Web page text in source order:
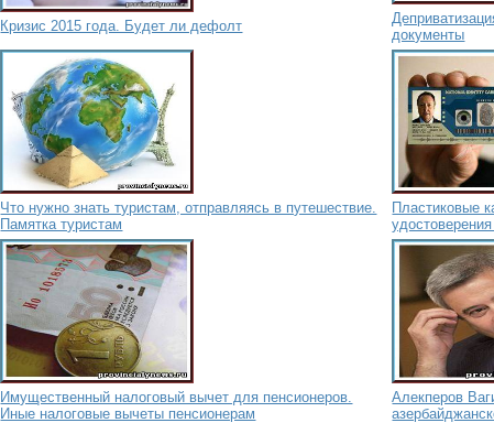
Кризис 2015 года. Будет ли дефолт
документы
Что нужно знать туристам, отправляясь в путешествие.
Памятка туристам
Пластиковые
Имущественный налоговый вычет для пенсионеров.
Иные налоговые вычеты пенсионерам
Алекперов